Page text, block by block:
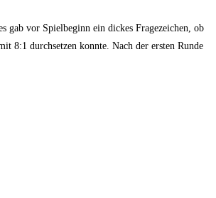
gab vor Spielbeginn ein dickes Fragezeichen, ob
8:1 durchsetzen konnte. Nach der ersten Runde